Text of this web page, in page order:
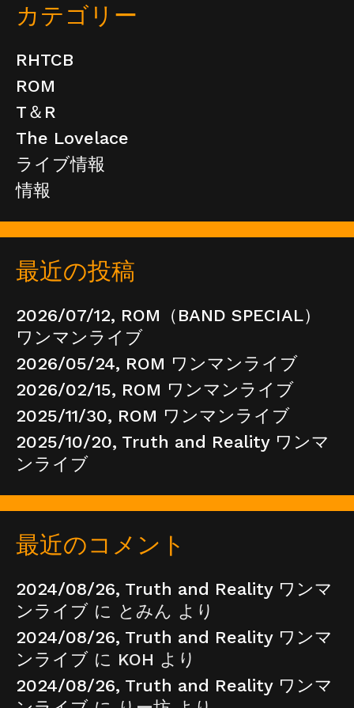
カテゴリー
RHTCB
ROM
T＆R
The Lovelace
ライブ情報
情報
最近の投稿
2026/07/12, ROM（BAND SPECIAL）
ワンマンライブ
2026/05/24, ROM ワンマンライブ
2026/02/15, ROM ワンマンライブ
2025/11/30, ROM ワンマンライブ
2025/10/20, Truth and Reality ワンマ
ンライブ
最近のコメント
2024/08/26, Truth and Reality ワンマ
ンライブ に とみん より
2024/08/26, Truth and Reality ワンマ
ンライブ に KOH より
2024/08/26, Truth and Reality ワンマ